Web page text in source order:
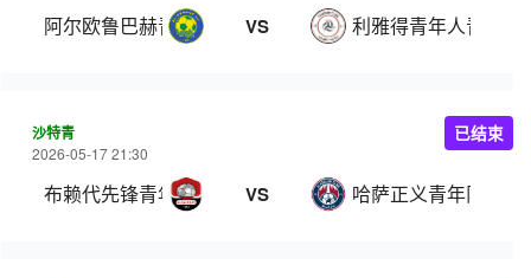
阿尔欧鲁巴赫青年队 VS 利雅得青年人青年队
沙特青
2026-05-17 21:30
布赖代先锋青年队 VS 哈萨正义青年队
已结束